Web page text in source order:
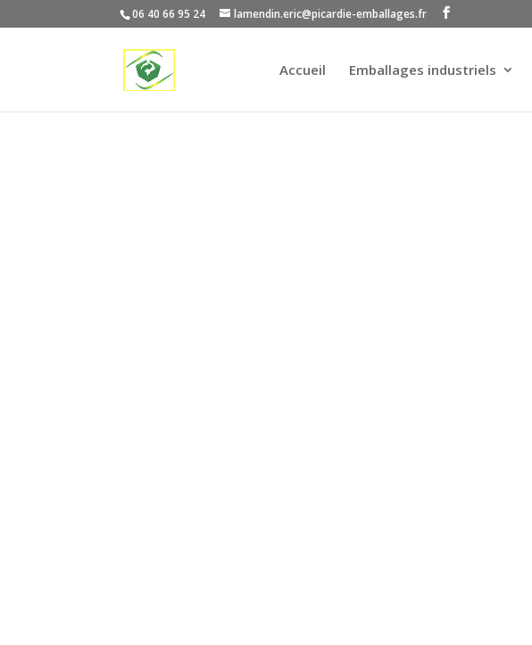
06 40 66 95 24 lamendin.eric@picardie-emballages.fr
Accueil Emballages industriels